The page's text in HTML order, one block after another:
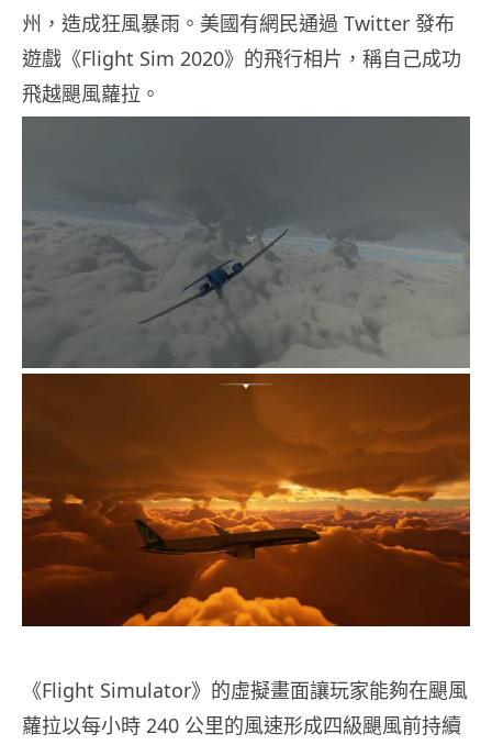
州，造成狂風暴雨。美國有網民通過 Twitter 發布
遊戲《Flight Sim 2020》的飛行相片，稱自己成功
飛越颶風蘿拉。
《Flight Simulator》的虛擬畫面讓玩家能夠在颶風
蘿拉以每小時 240 公里的風速形成四級颶風前持續